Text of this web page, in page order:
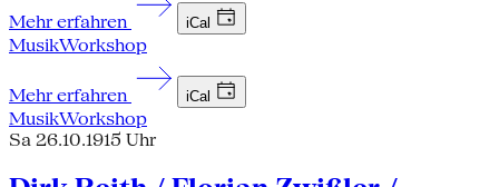
Mehr erfahren iCal
MusikWorkshop
Mehr erfahren iCal
MusikWorkshop
Sa 26.10.1915 Uhr